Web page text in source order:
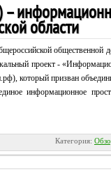
области
общественной
проект -
который призван
информационное
Категория: